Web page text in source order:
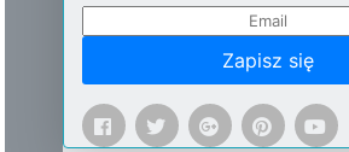
Zapisz się